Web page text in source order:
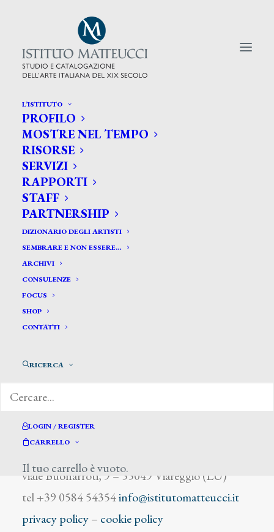
L’ISTITUTO
PROFILO
MOSTRE NEL TEMPO
RISORSE
SERVIZI
RAPPORTI
STAFF
PARTNERSHIP
DIZIONARIO DEGLI ARTISTI
SEMBRARE E NON ESSERE…
ARCHIVI
CONSULENZE
FOCUS
SHOP
CONTATTI
RICERCA
LOGIN / REGISTER
CARRELLO
Il tuo carrello è vuoto.
CERCA TRA GLI ARTISTI:
Search
for:
De Maria C.
viale Buonarroti, 9 – 55049 Viareggio (LU)
tel +39 0584 54354info@istitutomatteucci.it
privacy policy– cookie policy